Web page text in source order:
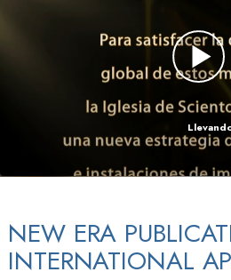
NEW ERA
INTERNATIONAL